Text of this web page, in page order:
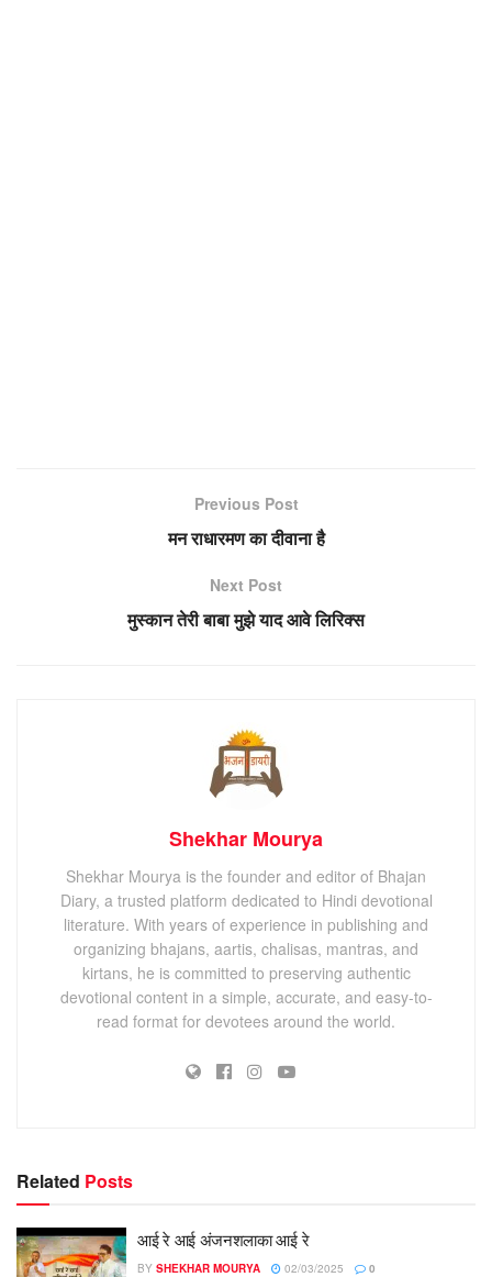
Previous Post
मन राधारमण का दीवाना है
Next Post
मुस्कान तेरी बाबा मुझे याद आवे लिरिक्स
Shekhar Mourya
Shekhar Mourya is the founder and editor of Bhajan
Diary, a trusted platform dedicated to Hindi devotional
literature. With years of experience in publishing and
organizing bhajans, aartis, chalisas, mantras, and
kirtans, he is committed to preserving authentic
devotional content in a simple, accurate, and easy-to-
read format for devotees around the world.
Related Posts
आई रे आई अंजनशलाका आई रे
BY SHEKHAR MOURYA 02/03/2025 0